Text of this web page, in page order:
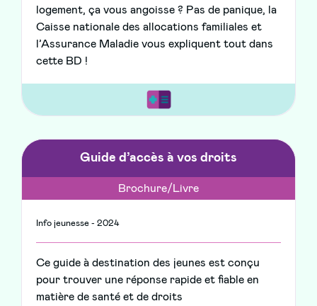
logement, ça vous angoisse ? Pas de panique, la
Caisse nationale des allocations familiales et
l’Assurance Maladie vous expliquent tout dans
cette BD !
Guide d’accès à vos droits
Brochure/Livre
Info jeunesse - 2024
Ce guide à destination des jeunes est conçu
pour trouver une réponse rapide et fiable en
matière de santé et de droits